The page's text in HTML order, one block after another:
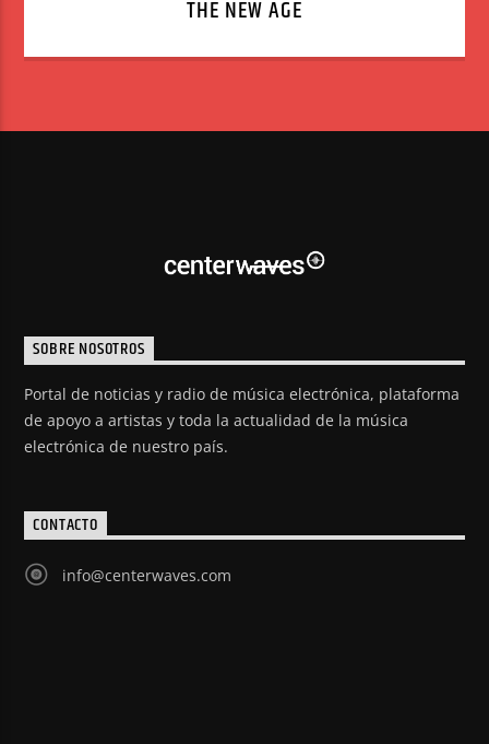
THE NEW AGE
SOBRE NOSOTROS
Portal de noticias y radio de música electrónica, plataforma
de apoyo a artistas y toda la actualidad de la música
electrónica de nuestro país.
CONTACTO
info@centerwaves.com